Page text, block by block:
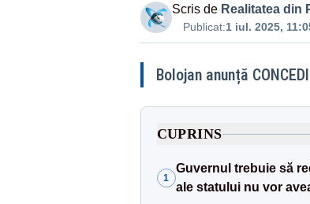
Scris de Realitatea din
Publicat:1 iul. 2025,
Bolojan anunță
CUPRINS
1
Guvernul trebuie să
ale statului nu vor